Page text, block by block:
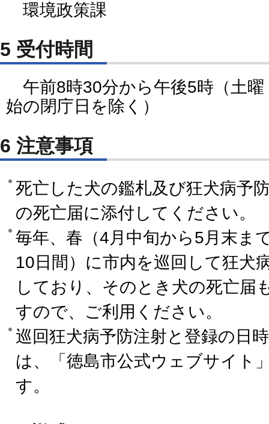
環境政策課
5 受付時間
午前8時30分から午後5時（土曜
始の閉庁日を除く）
6 注意事項
死亡した犬の鑑札及び狂犬病予
の死亡届に添付してください。
毎年、春（4月中旬から5月末ま
10日間）に市内を巡回して狂犬
しており、そのとき犬の死亡届
すので、ご利用ください。
巡回狂犬病予防注射と登録の日
は、「徳島市公式ウェブサイト
す。